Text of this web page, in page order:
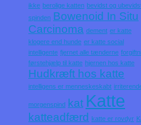
ikke berolige katten bevidst og
spinden Bowenoid In Situ
Carcinoma dement er katte
klogere end hunde er katte social
intelligente fjernet alle tænderne
førstehjælp til katte hjernen hos katte
Hudkræft hos katte
intelligens er menneskeskabt
morgenspind kat Katte
katteadfærd katte er rovdyr